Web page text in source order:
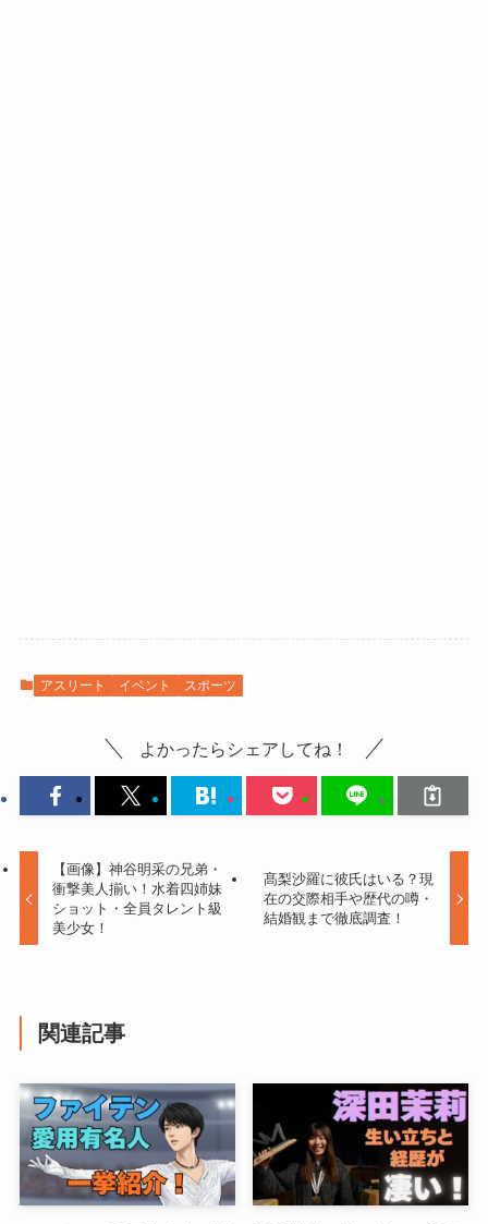
アスリート イベント スポーツ
よかったらシェアしてね！
【画像】神谷明采の兄弟・
衝撃美人揃い！水着四姉妹
ショット・全員タレント級
美少女！
髙梨沙羅に彼氏はいる？現
在の交際相手や歴代の噂・
結婚観まで徹底調査！
関連記事